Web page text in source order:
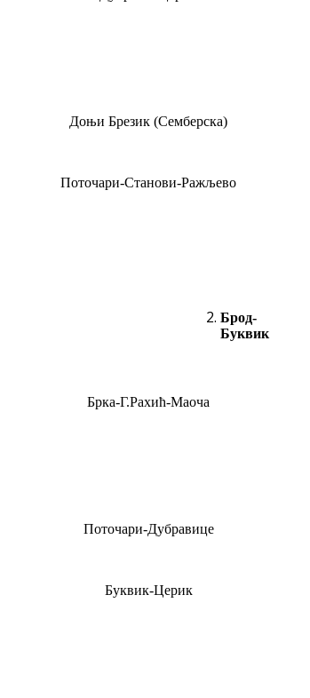
Доњи Брезик (Семберска)
Поточари-Станови-Ражљево
Брод-
Буквик
Брка-Г.Рахић-Маоча
Поточари-Дубравице
Буквик-Церик